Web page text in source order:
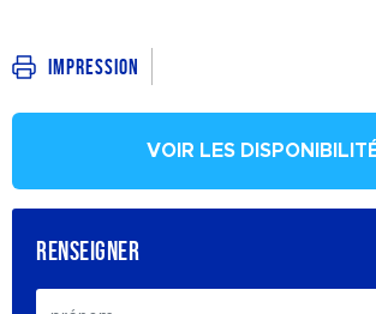
Impression
VOIR LES
RENSEIGNER